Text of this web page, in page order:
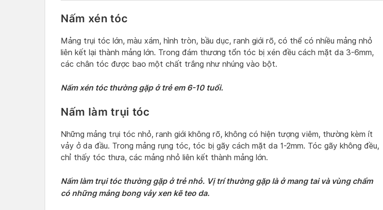
Nấm xén tóc
Mảng trụi tóc lớn, màu xám, hình tròn, bầu dục, ranh giới rõ, có thể có nhiều mảng nhỏ
liên kết lại thành mảng lớn. Trong đám thương tổn tóc bị xén đều cách mặt da 3-6mm,
các chân tóc được bao một chất trắng như nhúng vào bột.
Nấm xén tóc thường gặp ở trẻ em 6-10 tuổi.
Nấm làm trụi tóc
Những mảng trụi tóc nhỏ, ranh giới không rõ, không có hiện tượng viêm, thường kèm ít
vảy ở da đầu. Trong mảng rụng tóc, tóc bị gãy cách mặt da 1-2mm. Tóc gãy không đều,
chỉ thấy tóc thưa, các mảng nhỏ liên kết thành mảng lớn.
Nấm làm trụi tóc thường gặp ở trẻ nhỏ. Vị trí thường gặp là ở mang tai và vùng chẩm
có những mảng bong vảy xen kẽ teo da.